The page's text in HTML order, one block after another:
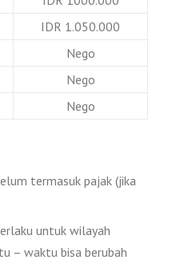
IDR 1.050.000
Nego
Nego
Nego
termasuk pajak (jika
untuk wilayah
– waktu bisa berubah